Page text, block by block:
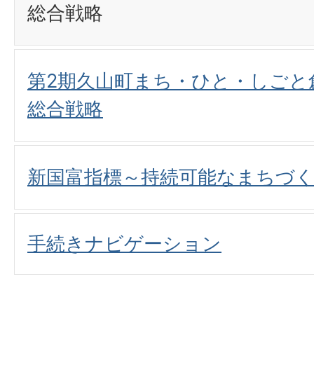
総合戦略
第2期久山町まち・ひと・しご
総合戦略
新国富指標～持続可能なまちづ
手続きナビゲーション